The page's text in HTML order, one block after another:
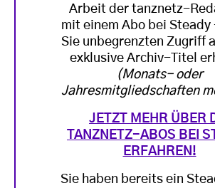
Arbeit der tanznetz-
mit einem Abo bei
Sie unbegrenzten Zugriff
exklusive Archiv-Titel
(Monats- oder
Jahresmitgliedschaften
JETZT MEHR ÜBER
TANZNETZ-ABOS BEI
ERFAHREN!
Sie haben bereits ein